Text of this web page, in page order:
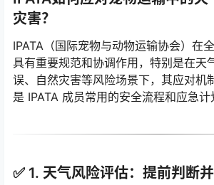
灾害？
IPATA（国际宠物与动物运输协会）在
具有重要规范和协调作用，特别是在天
误、自然灾害等风险场景下，其应对机
是 IPATA 成员常用的安全流程和应急计
✅ 1. 天气风险评估：提前判断